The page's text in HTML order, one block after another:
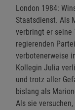
London 1984:
Staatsdienst. Als
verbringt er seine
regierenden
verbotenerweise
Kollegin Julia
und trotz aller
bislang als
Als sie